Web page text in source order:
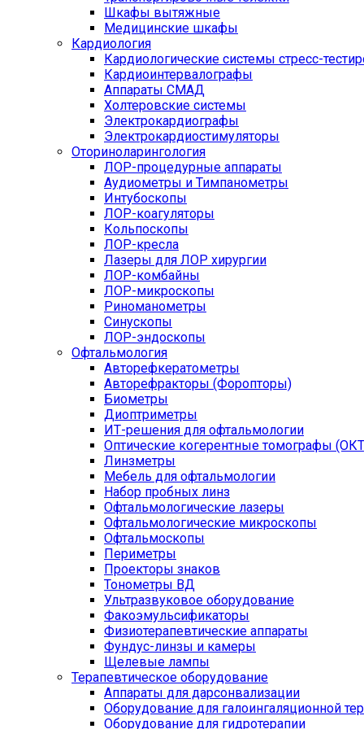
Шкафы вытяжные
Медицинские шкафы
Кардиология
Кардиологические системы стресс-
Кардиоинтервалографы
Аппараты СМАД
Холтеровские системы
Электрокардиографы
Электрокардиостимуляторы
Оториноларингология
ЛОР-процедурные аппараты
Аудиометры и Тимпанометры
Интубоскопы
ЛОР-коагуляторы
Кольпоскопы
ЛОР-кресла
Лазеры для ЛОР хирургии
ЛОР-комбайны
ЛОР-микроскопы
Риноманометры
Синускопы
ЛОР-эндоскопы
Офтальмология
Авторефкератометры
Авторефракторы (Форопторы)
Биометры
Диоптриметры
ИТ-решения для офтальмологии
Оптические когерентные томографы
Линзметры
Мебель для офтальмологии
Набор пробных линз
Офтальмологические лазеры
Офтальмологические микроскопы
Офтальмоскопы
Периметры
Проекторы знаков
Тонометры ВД
Ультразвуковое оборудование
Факоэмульсификаторы
Физиотерапевтические аппараты
Фундус-линзы и камеры
Щелевые лампы
Терапевтическое оборудование
Аппараты для дарсонвализации
Оборудование для галоингаляционной
Оборудование для гидротерапии